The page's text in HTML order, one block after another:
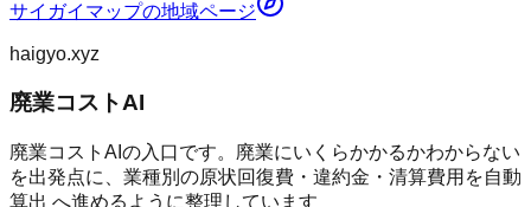
サイガイマップの地域ページ
haigyo.xyz
廃業コストAI
廃業コストAIの入口です。廃業にいくらかかるかわからない
を出発点に、業種別の原状回復費・違約金・清算費用を自動
算出 へ進めるように整理しています